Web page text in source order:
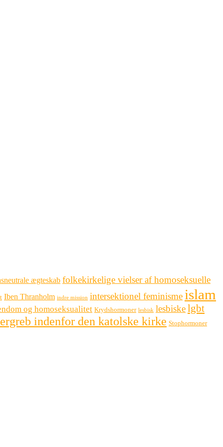
ægteskab folkekirkelige vielser af homoseksuelle
Iben Thranholm indre mission intersektionel feminisme islam
og homoseksualitet Krydshormoner lesbisk lesbiskelgbt
indenfor den katolske kirke Stophormoner